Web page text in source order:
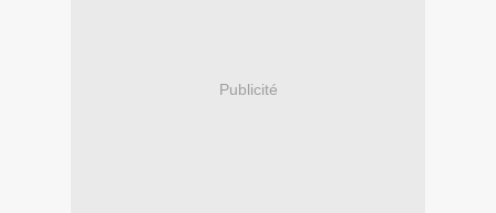
Publicité